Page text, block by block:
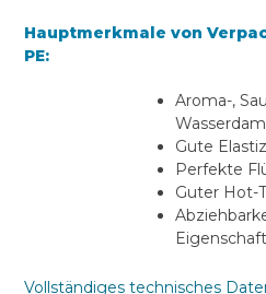
Hauptmerkmale von
PE:
Aroma-,
Gute
Perfekte
Guter Hot-
Eigenschaft
Vollständiges technisches